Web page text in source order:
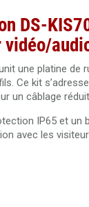
DS-
une platine
Ce kit
un câblage
IP65 et
avec les